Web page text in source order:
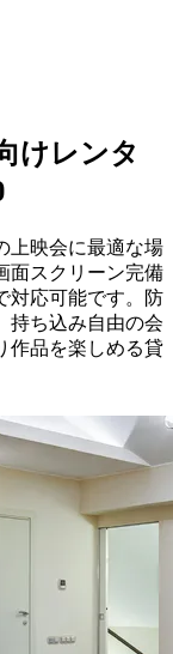
けレンタ
上映会に最適な場
面スクリーン完備
対応可能です。防
持ち込み自由の会
作品を楽しめる貸